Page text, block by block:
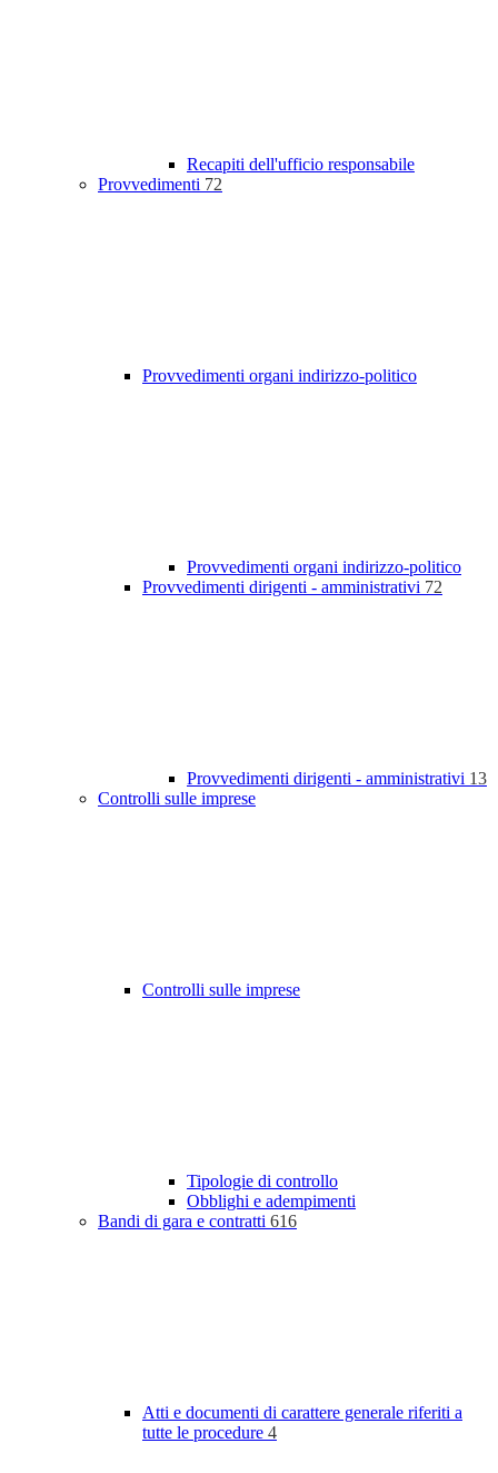
Recapiti dell'ufficio responsabile
Provvedimenti 72
Provvedimenti organi indirizzo-politico
Provvedimenti organi indirizzo-politico
Provvedimenti dirigenti - amministrativi 72
Provvedimenti dirigenti - amministrativi 13
Controlli sulle imprese
Controlli sulle imprese
Tipologie di controllo
Obblighi e adempimenti
Bandi di gara e contratti 616
Atti e documenti di carattere generale riferiti a
tutte le procedure 4